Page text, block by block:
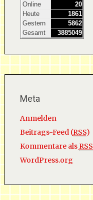
Online
20
Heute
1861
Gestern
5862
Gesamt
3885049
Meta
Anmelden
Beitrags-Feed (RSS)
Kommentare alsRSS
WordPress.org